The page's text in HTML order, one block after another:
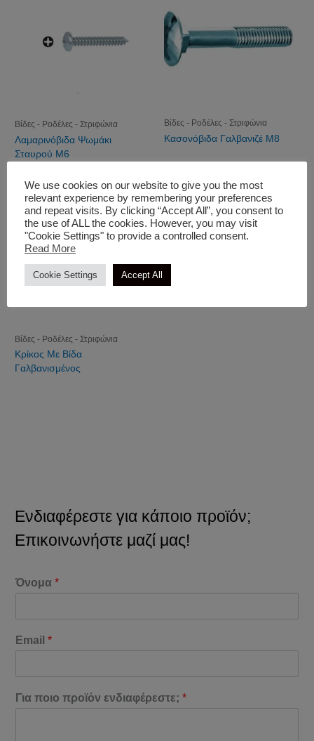
Βίδες - Ροδέλες - Στριφώνια
Λαμαρινόβιδα Ψωμάκι
Σταυρού M6
Βίδες - Ροδέλες - Στριφώνια
Κασονόβιδα Γαλβανιζέ M8
Βίδες - Ροδέλες - Στριφώνια
Κρίκος Με Βίδα
Γαλβανισμένος
Ενδιαφέρεστε για κάποιο προϊόν;
Επικοινωνήστε μαζί μας!
Όνομα*
Email*
Για ποιο προϊόν ενδιαφέρεστε;*
We use cookies on our website to give you the most
relevant experience by remembering your preferences
and repeat visits. By clicking “Accept All”, you consent to
the use of ALL the cookies. However, you may visit
"Cookie Settings" to provide a controlled consent.
Read More
Cookie Settings Accept All